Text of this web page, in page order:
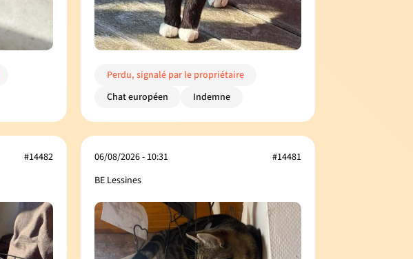
Perdu, signalé par le propriétaire
Chat européen
Indemne
#14482
06/08/2026 - 10:31
BE Lessines
#14481